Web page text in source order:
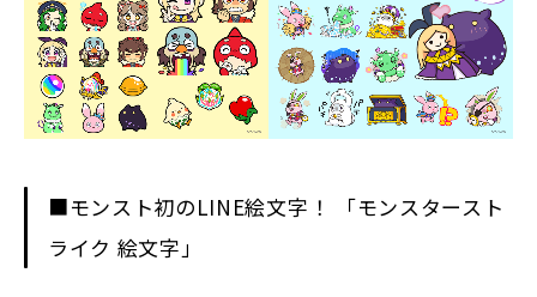
■モンスト初のLINE絵文字！ 「モンスタースト
ライク 絵文字」